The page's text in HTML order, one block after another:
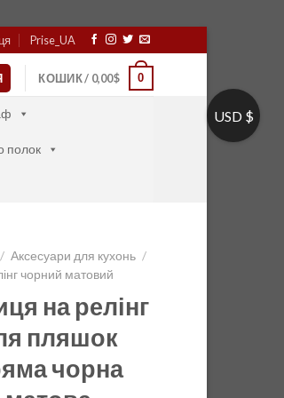
Prise_UA
КОШИК / 0,00$ 0
полок
/ Аксесуари для кухонь /
чорний матовий
на релінг
пляшок
чорна
USD $